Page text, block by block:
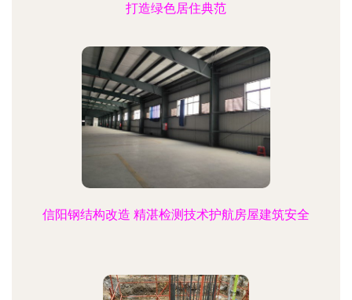
打造绿色居住典范
信阳钢结构改造 精湛检测技术护航房屋建筑安全